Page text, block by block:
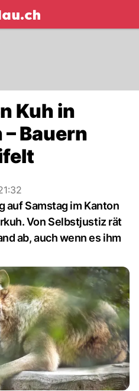
NAU.ch
Kuh in
Bauern
auf Samstag im Kanton
Von Selbstjustiz rät
ab, auch wenn es ihm